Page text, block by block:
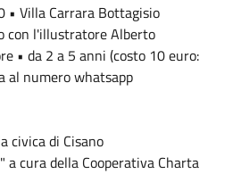
• Villa Carrara Bottagisio
con l'illustratore Alberto
• da 2 a 5 anni (costo 10 euro:
al numero whatsapp
civica di Cisano
a cura della Cooperativa Charta